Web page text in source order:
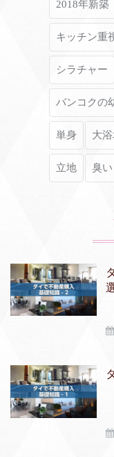
2018年新築
キッチン重
シラチャー
バンコクの
単身 大
立地 臭い